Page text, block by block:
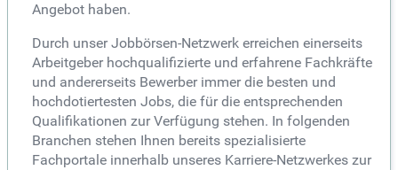
Angebot haben.
Durch unser Jobbörsen-Netzwerk erreichen einerseits
Arbeitgeber hochqualifizierte und erfahrene Fachkräfte
und andererseits Bewerber immer die besten und
hochdotiertesten Jobs, die für die entsprechenden
Qualifikationen zur Verfügung stehen. In folgenden
Branchen stehen Ihnen bereits spezialisierte
Fachportale innerhalb unseres Karriere-Netzwerkes zur